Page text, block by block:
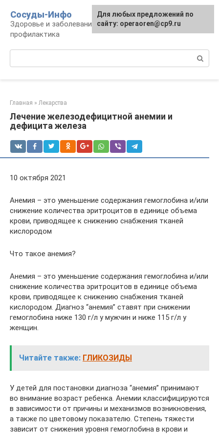
контенту
Сосуды-Инфо
Здоровье и заболевания сосудов и сердца,
профилактика
Главная » Лекарства
Лечение железодефицитной анемии и
дефицита железа
10 октября 2021
Анемия – это уменьшение содержания гемоглобина и/или
снижение количества эритроцитов в единице объема
крови, приводящее к снижению снабжения тканей
кислородом
Что такое анемия?
Анемия – это уменьшение содержания гемоглобина и/или
снижение количества эритроцитов в единице объема
крови, приводящее к снижению снабжения тканей
кислородом. Диагноз “анемия” ставят при снижении
гемоглобина ниже 130 г/л у мужчин и ниже 115 г/л у
женщин.
Читайте также: ГЛИКОЗИДЫ
У детей для постановки диагноза “анемия” принимают
во внимание возраст ребенка. Анемии классифицируются
в зависимости от причины и механизмов возникновения,
а также по цветовому показателю. Степень тяжести
зависит от снижения уровня гемоглобина в крови и
Для любых предложений по
сайту: operaoren@cp9.ru